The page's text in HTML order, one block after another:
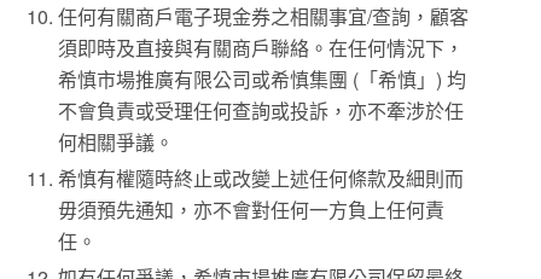
任何有關商戶電子現金券之相關事宜/查詢，顧客
須即時及直接與有關商戶聯絡。在任何情況下，
希慎市場推廣有限公司或希慎集團 (「希慎」) 均
不會負責或受理任何查詢或投訴，亦不牽涉於任
何相關爭議。
希慎有權隨時終止或改變上述任何條款及細則而
毋須預先通知，亦不會對任何一方負上任何責
任。